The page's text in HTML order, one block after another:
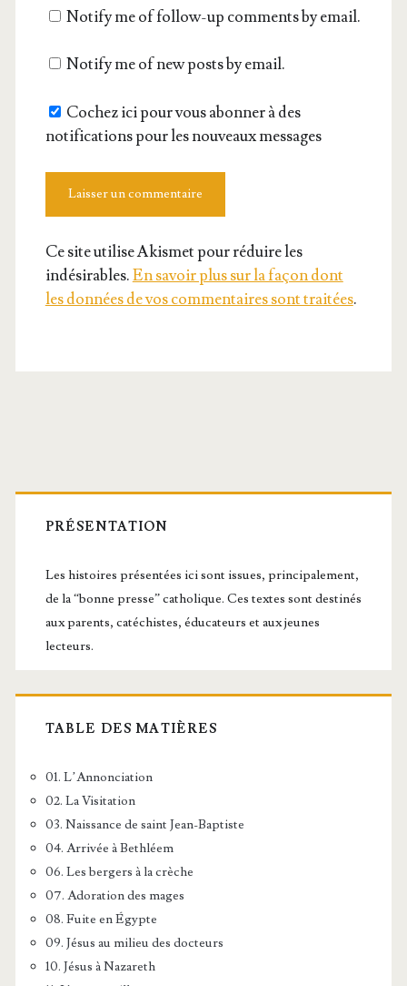
siteNotify me of follow-up comments by email.
Notify me of new posts by email.
Cochez ici pour vous abonner à des
notifications pour les nouveaux messages
Ce site utilise Akismet pour réduire les
indésirables.En savoir plus sur la façon dont
les données de vos commentaires sont traitées.
Barre
latérale
principale
PRÉSENTATION
Les histoires présentées ici sont issues, principalement,
de la “bonne presse” catholique. Ces textes sont destinés
aux parents, catéchistes, éducateurs et aux jeunes
lecteurs.
TABLE DES MATIÈRES
01. L’Annonciation
02. La Visitation
03. Naissance de saint Jean-Baptiste
04. Arrivée à Bethléem
06. Les bergers à la crèche
07. Adoration des mages
08. Fuite en Égypte
09. Jésus au milieu des docteurs
10. Jésus à Nazareth